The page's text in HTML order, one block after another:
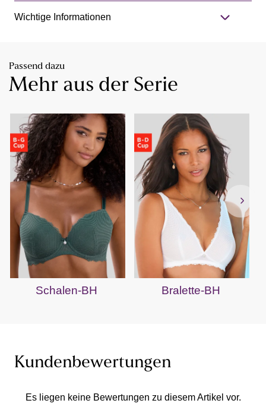
Wichtige Informationen
Passend dazu
Mehr aus der Serie
Schalen-BH Bralette-BH
Kundenbewertungen
Es liegen keine Bewertungen zu diesem Artikel vor.